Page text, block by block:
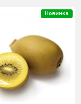
Новинка